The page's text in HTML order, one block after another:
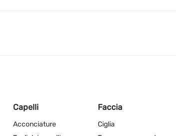
Capelli
Acconciature
Faccia
Ciglia